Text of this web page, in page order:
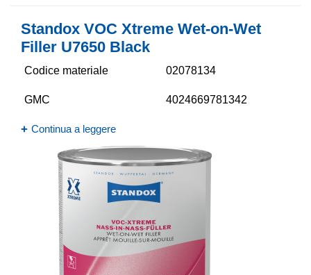
Standox VOC Xtreme Wet-on-Wet
Filler U7650 Black
Codice materiale 02078134
GMC 4024669781342
Continua a leggere